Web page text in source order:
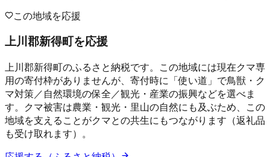
この地域を応援
上川郡新得町を応援
上川郡新得町のふるさと納税です。この地域には現在クマ専
用の寄付枠がありませんが、寄付時に「使い道」で鳥獣・ク
マ対策／自然環境の保全／観光・産業の振興などを選べま
す。クマ被害は農業・観光・里山の自然にも及ぶため、この
地域を支えることがクマとの共生にもつながります（返礼品
も受け取れます）。